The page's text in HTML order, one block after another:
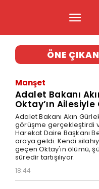
ÖNE
Manşet
Adalet Bakanı
Oktay’ın
Adalet Bakanı Akın
görüşme gerçekleştirdi
Harekat Daire Başkanı
araya geldi. Kendi
geçen Oktay'ın ölümü,
süredir tartışılıyor.
18:44